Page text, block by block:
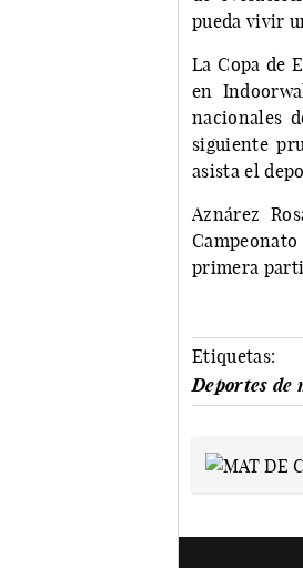
pueda vivir
La Copa de
en
nacionales
siguiente
asista el
Aznárez
primera
Etiquetas:
Deportes de